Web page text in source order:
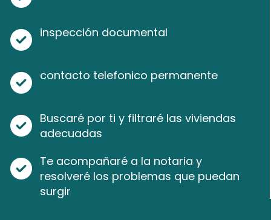
inspección documental
contacto telefonico permanente
Buscaré por ti y filtraré las viviendas
adecuadas
Te acompañaré a la notaria y
resolveré los problemas que puedan
surgir